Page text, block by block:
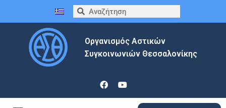
Οργανισμός Αστικών
Συγκοινωνιών Θεσσαλονίκης